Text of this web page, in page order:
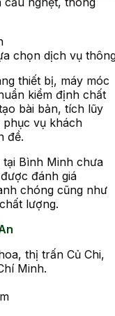
chọn dịch vụ
thiết bị, máy móc
kiểm định chất
bài bản, tích lũy
phục vụ khách
đề.
Bình Minh chưa
đánh giá
chóng cũng như
lượng.
thị trấn Củ Chi,
Minh.